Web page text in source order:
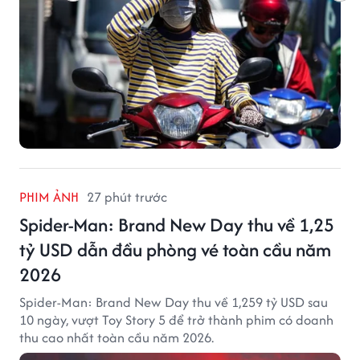
PHIM ẢNH 27 phút trước
Spider-Man: Brand New Day thu về 1,25
tỷ USD dẫn đầu phòng vé toàn cầu năm
2026
Spider-Man: Brand New Day thu về 1,259 tỷ USD sau
10 ngày, vượt Toy Story 5 để trở thành phim có doanh
thu cao nhất toàn cầu năm 2026.